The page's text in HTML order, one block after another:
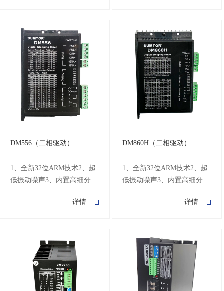
步进电机8、光隔离差分信号
输入9、脉冲响应频率最高可
达500KHz（出厂默认
160KHz）10、电流设定方
便，可在0.1-3.0A之间任意选
择11、细分设定范围为200-
5120012、具有过压
转速高8、高速力矩大
DM556（二相驱动）
1、全新32位ARM技术2、超
低振动噪声3、内置高细分
5、变电流控制使电机发热大
步进电机8、光隔离差分信号
输入9、脉冲响应频率最高可
达500KHz（出厂默认
200KHz）10、电流设定方
便，可在0.1-5.6A之间任意选
详情
DM860H（二相驱动）
1、全新32位ARM技术2、超
低振动噪声3、内置高细分
5、变电流控制使电机发热大
步进电机8、光隔离差分信号
输入9、脉冲响应频率最高可
达500KHz（出厂默认
200KHz）10、电流设定方
便，可在2.1-7.2A之间任意选
详情